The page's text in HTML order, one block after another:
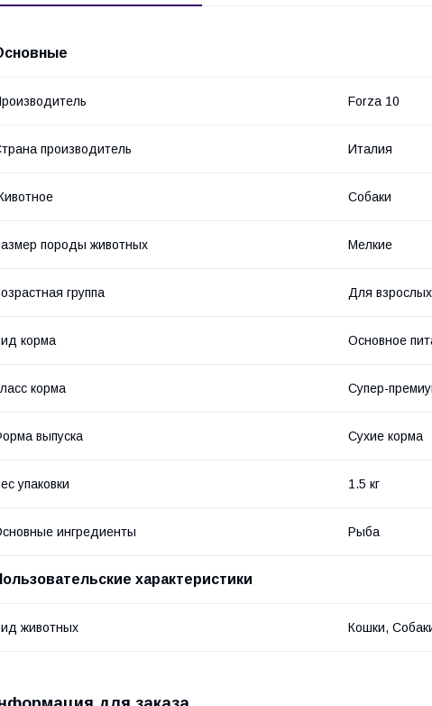
Forza 10
производитель Италия
Собаки
породы животных Мелкие
группа Для
корма Основное
корма Супер-
выпуска Сухие корма
упаковки 1.5 кг
ингредиенты Рыба
характеристики
животных Кошки,